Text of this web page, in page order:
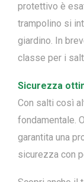
protettivo è
trampolino si
giardino. In
classe per i
Sicurezza
Con salti così
fondamentale.
garantita una
sicurezza con